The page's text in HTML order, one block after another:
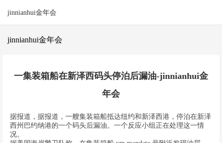
jinnianhui金年会
jinnianhui金年会
一集装箱船在新泽西码头停泊后漏油-jinnianhui金
年会
据报道，据报道，一艘集装箱船抵达纽约和新泽西港，停泊在新泽
西州巴约纳港的一个码头后漏油。一个反应小组正在处理这一情
况。